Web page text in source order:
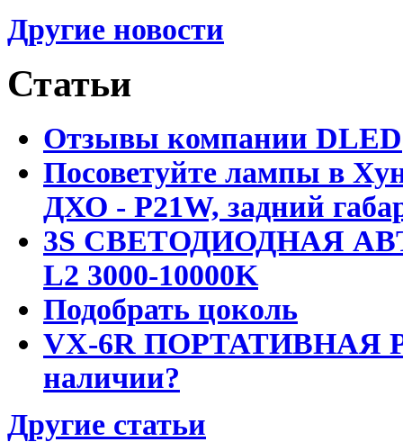
Другие новости
Статьи
Отзывы компании DLED
Посоветуйте лампы в
ДХО - P21W, задний
3S СВЕТОДИОДНАЯ
L2 3000-10000K
Подобрать цоколь
VX-6R ПОРТАТИВНАЯ
наличии?
Другие статьи